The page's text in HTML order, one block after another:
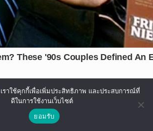
เราใช้คุกกี้เพื่อเพิ่มประสิทธิภาพ และประสบการณ์ที่
ดีในการใช้งานเว็บไซต์
ยอมรับ